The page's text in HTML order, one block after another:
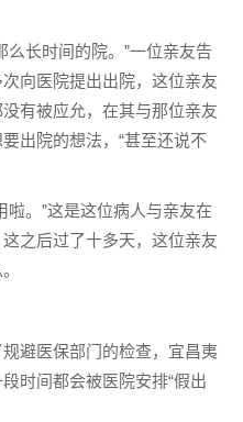
么长时间的院。”一位亲友告
向医院提出出院，这位亲友
有被应允，在其与那位亲友
出院的想法，“甚至还说不
啦。”这是这位病人与亲友在
之后过了十多天，这位亲友
避医保部门的检查，宜昌夷
时间都会被医院安排“假出